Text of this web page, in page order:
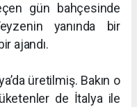
gün bahçesinde
yanında bir
ajandı.
üretilmiş. Bakın o
de İtalya ile